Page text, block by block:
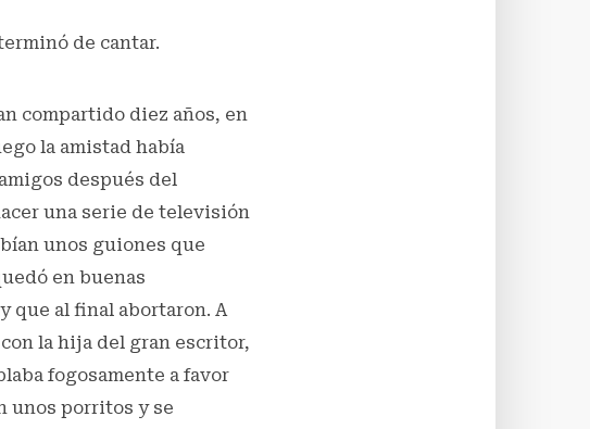
de cantar.
compartido diez años, en
la amistad había
después del
una serie de televisión
unos guiones que
en buenas
que al final abortaron. A
la hija del gran escritor,
fogosamente a favor
unos porritos y se